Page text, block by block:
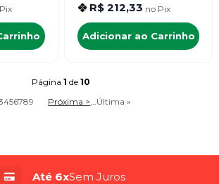
Pix R$ 212,33 no Pix
Adicionar ao Carrinho
Página1 de10
456789 Próxima >...Última »
Até 6xSem Juros